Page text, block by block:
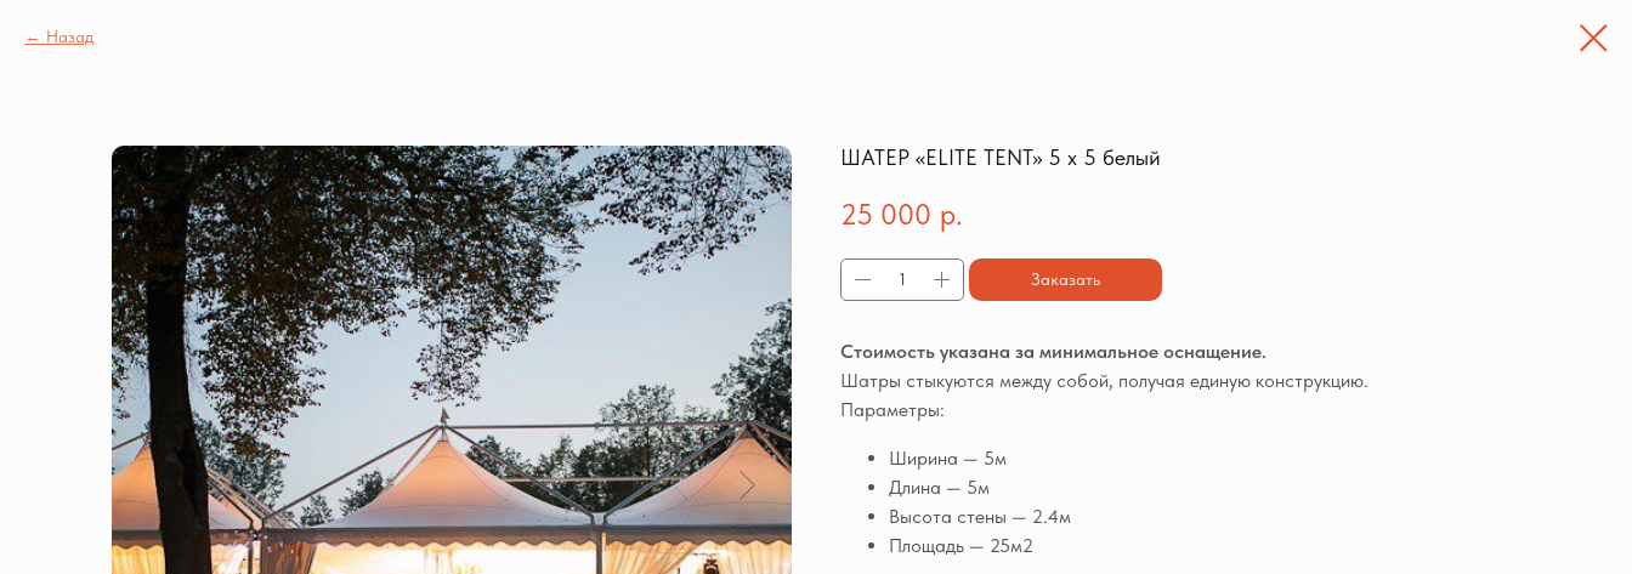
Назад
ШАТЕР «ELITE TENT» 5 х 5 белый
25 000 р.
Заказать
Стоимость указана за минимальное оснащение.
Шатры стыкуются между собой, получая единую конструкцию.
Параметры:
Ширина — 5м
Длина — 5м
Высота стены — 2.4м
Площадь — 25м2